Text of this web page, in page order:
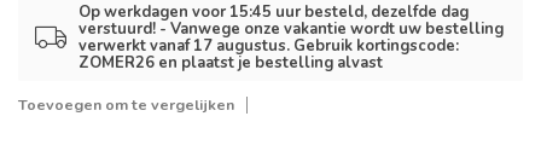
Op werkdagen voor 15:45 uur besteld, dezelfde dag
verstuurd! - Vanwege onze vakantie wordt uw bestelling
verwerkt vanaf 17 augustus. Gebruik kortingscode:
ZOMER26 en plaatst je bestelling alvast
Toevoegen om te vergelijken